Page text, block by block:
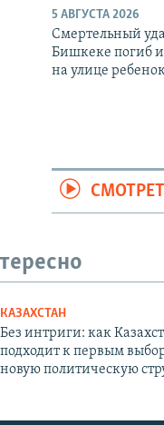
5 АВГУСТА 2026
Смертельный
Бишкеке погиб
на улице
КАЗАХСТАН
Без интриги: как
подходит к первым
новую политическую